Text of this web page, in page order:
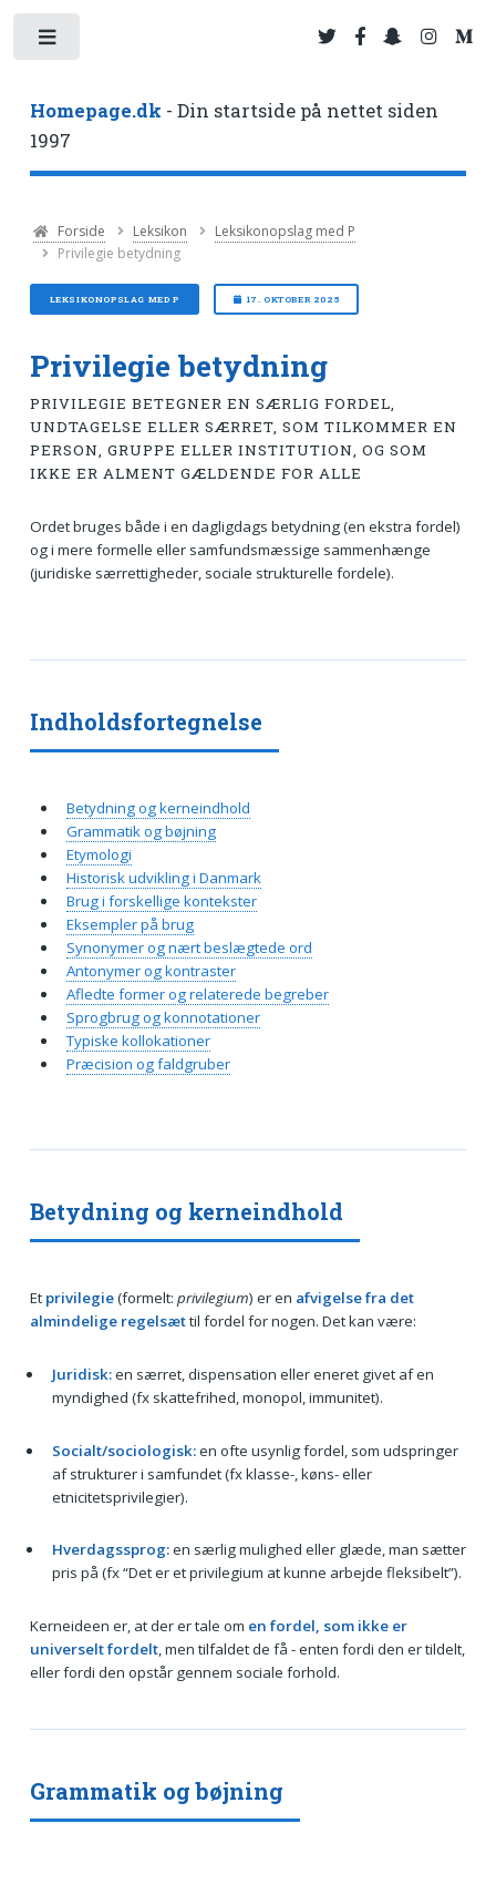
Homepage.dk - Din startside på nettet siden
1997
Forside Leksikon
Leksikonopslag med P
Privilegie betydning
LEKSIKONOPSLAG MED P 17. OKTOBER 2025
Privilegie betydning
PRIVILEGIE BETEGNER EN SÆRLIG FORDEL,
UNDTAGELSE ELLER SÆRRET, SOM TILKOMMER EN
PERSON, GRUPPE ELLER INSTITUTION, OG SOM
IKKE ER ALMENT GÆLDENDE FOR ALLE
Ordet bruges både i en dagligdags betydning (en ekstra fordel)
og i mere formelle eller samfundsmæssige sammenhænge
(juridiske særrettigheder, sociale strukturelle fordele).
Betydning og kerneindhold
Et privilegie(formelt: privilegium) er en afvigelse fra det
almindelige regelsættil fordel for nogen. Det kan være:
Juridisk:en særret, dispensation eller eneret givet af en
myndighed (fx skattefrihed, monopol, immunitet).
Socialt/sociologisk:en ofte usynlig fordel, som udspringer
af strukturer i samfundet (fx klasse-, køns- eller
etnicitetsprivilegier).
Hverdagssprog:en særlig mulighed eller glæde, man sætter
pris på (fx “Det er et privilegium at kunne arbejde fleksibelt”).
Kerneideen er, at der er tale om en fordel, som ikke er
universelt fordelt, men tilfaldet de få - enten fordi den er tildelt,
eller fordi den opstår gennem sociale forhold.
Grammatik og bøjning
Indholdsfortegnelse
Betydning og kerneindhold
Grammatik og bøjning
Etymologi
Historisk udvikling i Danmark
Brug i forskellige kontekster
Eksempler på brug
Synonymer og nært beslægtede ord
Antonymer og kontraster
Afledte former og relaterede begreber
Sprogbrug og konnotationer
Typiske kollokationer
Præcision og faldgruber